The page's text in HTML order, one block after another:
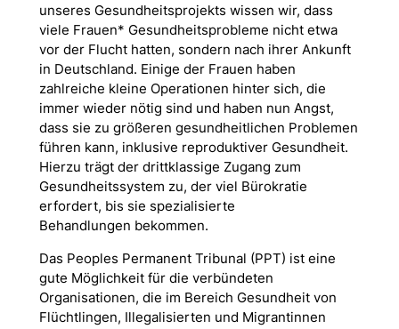
unseres Gesundheitsprojekts wissen wir, dass
viele Frauen* Gesundheitsprobleme nicht etwa
vor der Flucht hatten, sondern nach ihrer Ankunft
in Deutschland. Einige der Frauen haben
zahlreiche kleine Operationen hinter sich, die
immer wieder nötig sind und haben nun Angst,
dass sie zu größeren gesundheitlichen Problemen
führen kann, inklusive reproduktiver Gesundheit.
Hierzu trägt der drittklassige Zugang zum
Gesundheitssystem zu, der viel Bürokratie
erfordert, bis sie spezialisierte
Behandlungen bekommen.
Das Peoples Permanent Tribunal (PPT) ist eine
gute Möglichkeit für die verbündeten
Organisationen, die im Bereich Gesundheit von
Flüchtlingen, Illegalisierten und Migrantinnen